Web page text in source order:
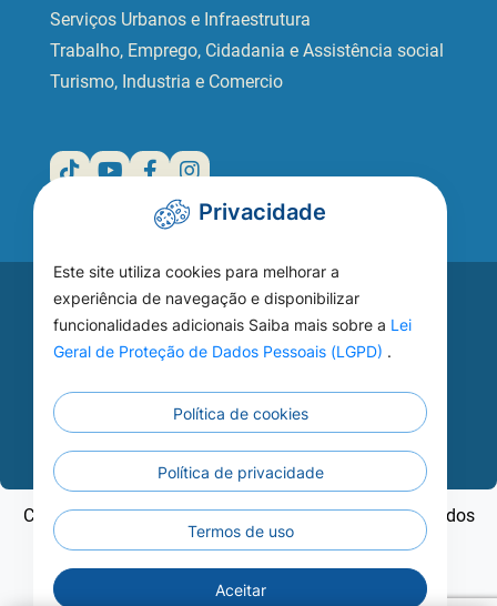
Serviços Urbanos e Infraestrutura
Trabalho, Emprego, Cidadania e Assistência social
Turismo, Industria e Comercio
Acesse seu
WEBMAIL
Continuar
Copyright ©2026 - Prefeitura Municipal de Nobres - Todos
os direitos reservados
Privacidade
Este site utiliza cookies para melhorar a
experiência de navegação e disponibilizar
funcionalidades adicionais Saiba mais sobre a Lei
Geral de Proteção de Dados Pessoais (LGPD) .
Política de cookies
Política de privacidade
Termos de uso
Aceitar